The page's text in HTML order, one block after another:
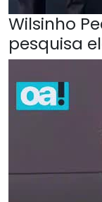
Wilsinho
pesquisa